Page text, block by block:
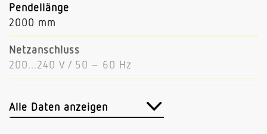
Pendellänge
2000 mm
Netzanschluss
200...240 V / 50 – 60 Hz
51 W
Alle Daten anzeigen